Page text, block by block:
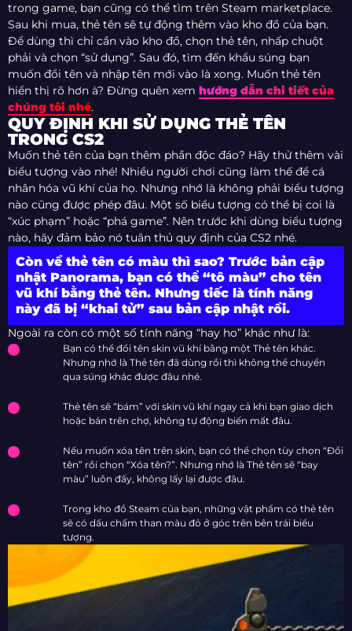
trong game, bạn cũng có thể tìm trên Steam marketplace.
Sau khi mua, thẻ tên sẽ tự động thêm vào kho đồ của bạn.
Để dùng thì chỉ cần vào kho đồ, chọn thẻ tên, nhấp chuột
phải và chọn “sử dụng”. Sau đó, tìm đến khẩu súng bạn
muốn đổi tên và nhập tên mới vào là xong. Muốn thẻ tên
hiển thị rõ hơn à? Đừng quên xem hướng dẫn chi tiết của
chúng tôi nhé.
QUY ĐỊNH KHI SỬ DỤNG THẺ TÊN
TRONG CS2
Muốn thẻ tên của bạn thêm phần độc đáo? Hãy thử thêm vài
biểu tượng vào nhé! Nhiều người chơi cũng làm thế để cá
nhân hóa vũ khí của họ. Nhưng nhớ là không phải biểu tượng
nào cũng được phép đâu. Một số biểu tượng có thể bị coi là
“xúc phạm” hoặc “phá game”. Nên trước khi dùng biểu tượng
nào, hãy đảm bảo nó tuân thủ quy định của CS2 nhé.
Còn về thẻ tên có màu thì sao? Trước bản cập
nhật Panorama, bạn có thể “tô màu” cho tên
vũ khí bằng thẻ tên. Nhưng tiếc là tính năng
này đã bị “khai tử” sau bản cập nhật rồi.
Ngoài ra còn có một số tính năng “hay ho” khác như là:
Bạn có thể đổi tên skin vũ khí bằng một Thẻ tên khác.
Nhưng nhớ là Thẻ tên đã dùng rồi thì không thể chuyển
qua súng khác được đâu nhé.
Thẻ tên sẽ “bám” với skin vũ khí ngay cả khi bạn giao dịch
hoặc bán trên chợ, không tự động biến mất đâu.
Nếu muốn xóa tên trên skin, bạn có thể chọn tùy chọn “Đổi
tên” rồi chọn “Xóa tên?”. Nhưng nhớ là Thẻ tên sẽ “bay
màu” luôn đấy, không lấy lại được đâu.
Trong kho đồ Steam của bạn, những vật phẩm có thẻ tên
sẽ có dấu chấm than màu đỏ ở góc trên bên trái biểu
tượng.